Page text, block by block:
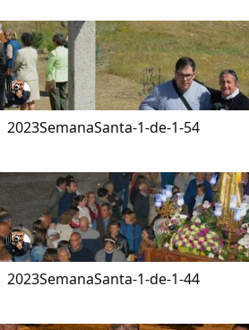
2023SemanaSanta-1-de-1-54
2023SemanaSanta-1-de-1-44